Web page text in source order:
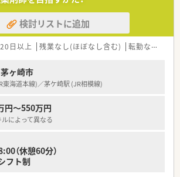
を進めることが可能です。
組みをしています】
専門薬剤師などの高度な専門資格取得者には、月
を支給しています。
きる環境を整えています。
ト機能の強化や在宅医療の推進など、地域住民の健
する活動を行っています。
躍中】
の資格を持つスタッフが多く在籍し、確かな専門知
も多数活躍しており、性別に関わらず実力に応じ
プしている職場です。
しての経験を持つ方や、調剤未経験からスタート
検討リストに追加
日以上 残業なし(ほぼなし含む) 転勤なし
ヶ崎市
東海道本線)／茅ケ崎駅 (JR相模線)
円～550万円
によって異なる
（休憩60分）
フト制